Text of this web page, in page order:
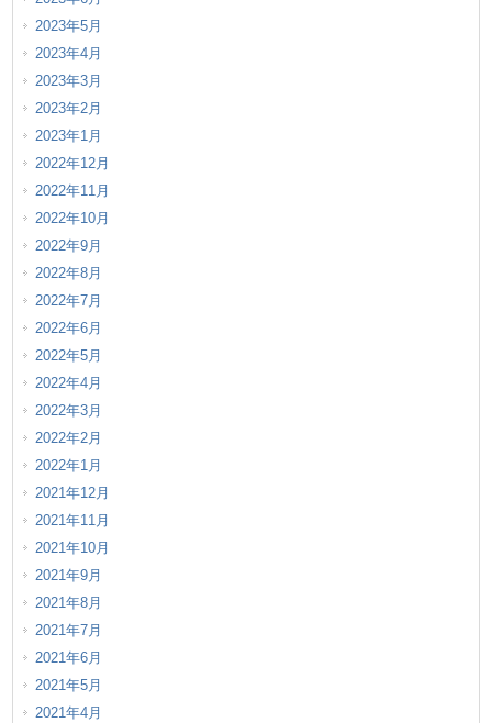
2023年5月
2023年4月
2023年3月
2023年2月
2023年1月
2022年12月
2022年11月
2022年10月
2022年9月
2022年8月
2022年7月
2022年6月
2022年5月
2022年4月
2022年3月
2022年2月
2022年1月
2021年12月
2021年11月
2021年10月
2021年9月
2021年8月
2021年7月
2021年6月
2021年5月
2021年4月